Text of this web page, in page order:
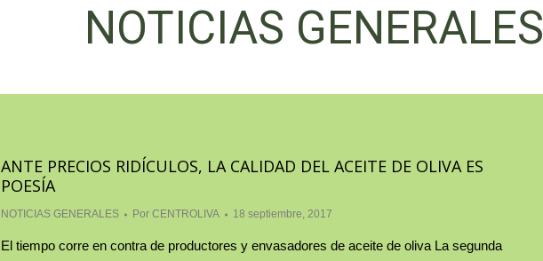
NOTICIAS GENERALES
ANTE PRECIOS RIDÍCULOS, LA CALIDAD DEL ACEITE DE OLIVA ES
POESÍA
NOTICIAS GENERALES Por CENTROLIVA 18 septiembre, 2017
El tiempo corre en contra de productores y envasadores de aceite de oliva La segunda